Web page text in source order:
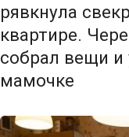
рявкнула
квартире.
собрал вещи и
мамочке